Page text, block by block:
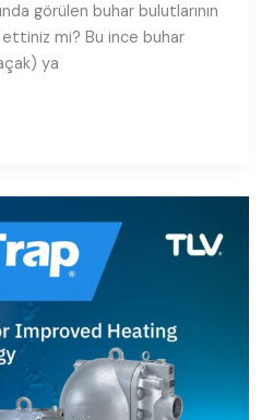
görülen buhar bulutlarının
mi? Bu ince buhar
ya